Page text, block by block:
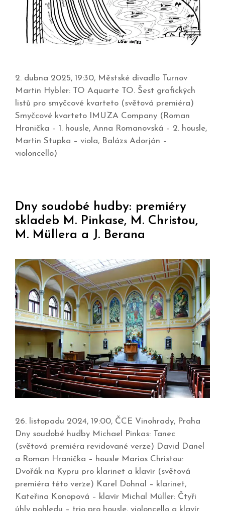
2. dubna 2025, 19:30, Městské divadlo Turnov
Martin Hybler: TO Aquarte TO. Šest grafických
listů pro smyčcové kvarteto (světová premiéra)
Smyčcové kvarteto IMUZA Company (Roman
Hranička – 1. housle, Anna Romanovská – 2. housle,
Martin Stupka – viola, Balázs Adorján –
violoncello)
Dny soudobé hudby: premiéry
skladeb M. Pinkase, M. Christou,
M. Müllera a J. Berana
26. listopadu 2024, 19:00, ČCE Vinohrady, Praha
Dny soudobé hudby Michael Pinkas: Tanec
(světová premiéra revidované verze) David Danel
a Roman Hranička – housle Marios Christou:
Dvořák na Kypru pro klarinet a klavír (světová
premiéra této verze) Karel Dohnal – klarinet,
Kateřina Konopová – klavír Michal Müller: Čtyři
úhly pohledu – trio pro housle, violoncello a klavír